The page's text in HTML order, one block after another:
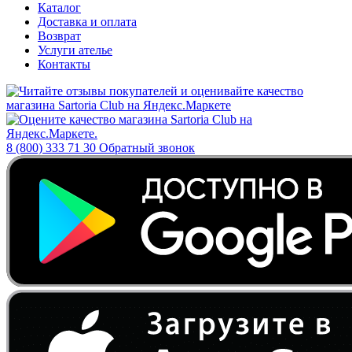
Каталог
Доставка и оплата
Возврат
Услуги ателье
Контакты
8 (800) 333 71 30 Обратный звонок